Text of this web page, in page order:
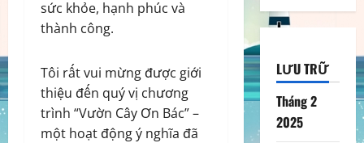
sức khỏe, hạnh phúc và
thành công.
Tôi rất vui mừng được giới
thiệu đến quý vị chương
trình “Vườn Cây Ơn Bác” –
một hoạt động ý nghĩa đã
LƯU TRỮ
Tháng 2
2025